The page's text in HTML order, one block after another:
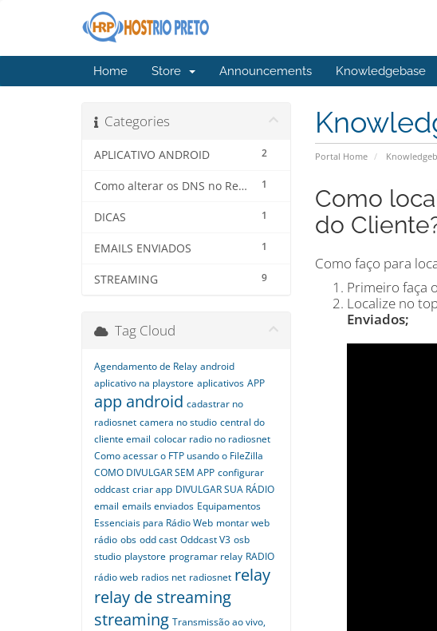
Home Store Announcements Knowledgebase
Portal Home
Categories
2
APLICATIVO ANDROID
1
Como alterar os DNS no Registro.br
1
DICAS
1
EMAILS ENVIADOS
9
STREAMING
Como
do
Como faço para
Primeiro faça
Localize no
Enviados;
Tag Cloud
Agendamento de Relay android
aplicativo na playstore aplicativos APP
app android cadastrar no
radiosnet camera no studio central do
cliente email colocar radio no radiosnet
Como acessar o FTP usando o FileZilla
COMO DIVULGAR SEM APP configurar
oddcast criar app DIVULGAR SUA RÁDIO
email emails enviados Equipamentos
Essenciais para Rádio Web montar web
rádio obs odd cast Oddcast V3 osb
studio playstore programar relay RADIO
rádio web radios net radiosnet relay
relay de streaming
streaming Transmissão ao vivo,